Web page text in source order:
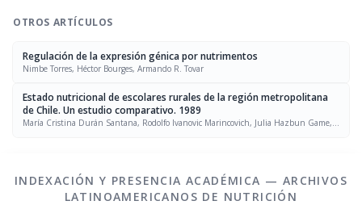
OTROS ARTÍCULOS
Regulación de la expresión génica por nutrimentos
Nimbe Torres, Héctor Bourges, Armando R. Tovar
Estado nutricional de escolares rurales de la región metropolitana
de Chile. Un estudio comparativo. 1989
María Cristina Durán Santana, Rodolfo Ivanovic Marincovich, Julia Hazbun Game,
INDEXACIÓN Y PRESENCIA ACADÉMICA — ARCHIVOS
LATINOAMERICANOS DE NUTRICIÓN